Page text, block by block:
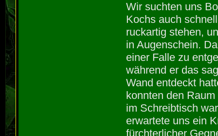
Wir suchten uns
Kochs auch
ruckartig stehen,
in Augenschein.
einer Falle zu
während er das
Wand entdeckt
konnten den
im Schreibtisch
erwartete uns ein
fürchterlicher